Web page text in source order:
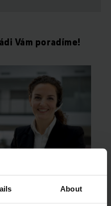
About
Vám poradíme!